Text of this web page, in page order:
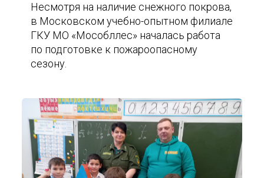
Несмотря на наличие снежного покрова,
в Московском учебно-опытном филиале
ГКУ МО «Мособллес» началась работа
по подготовке к пожароопасному
сезону.